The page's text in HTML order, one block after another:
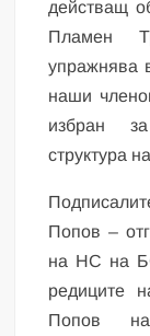
действащ
Пламен
упражнява
наши
избран
структура
Попов –
на НС на
редиците
Попов